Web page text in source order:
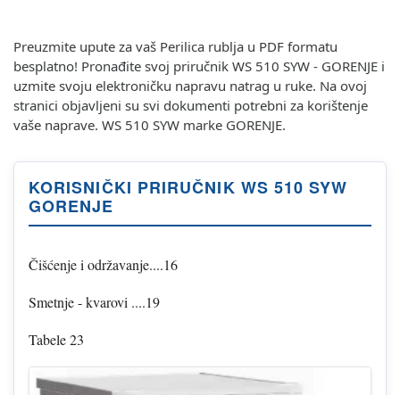
Preuzmite upute za vaš Perilica rublja u PDF formatu
besplatno! Pronađite svoj priručnik WS 510 SYW - GORENJE i
uzmite svoju elektroničku napravu natrag u ruke. Na ovoj
stranici objavljeni su svi dokumenti potrebni za korištenje
vaše naprave. WS 510 SYW marke GORENJE.
KORISNIČKI PRIRUČNIK WS 510 SYW
GORENJE
Čišćenje i održavanje....16
Smetnje - kvarovi ....19
Tabele 23